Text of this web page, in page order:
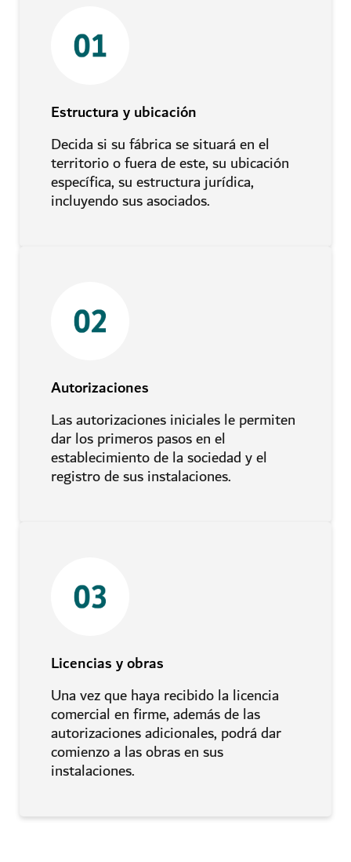
Estructura y ubicación
Decida si su fábrica se situará en el
territorio o fuera de este, su ubicación
específica, su estructura jurídica,
incluyendo sus asociados.
Autorizaciones
Las autorizaciones iniciales le permiten
dar los primeros pasos en el
establecimiento de la sociedad y el
registro de sus instalaciones.
Licencias y obras
Una vez que haya recibido la licencia
comercial en firme, además de las
autorizaciones adicionales, podrá dar
comienzo a las obras en sus
instalaciones.